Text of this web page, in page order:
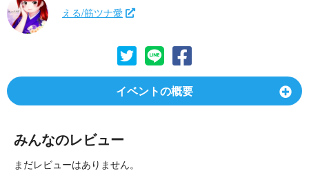
える/筋ツナ愛
イベントの概要
みんなのレビュー
まだレビューはありません。